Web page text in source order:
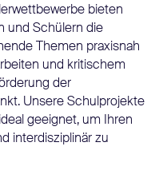
bieten
und Schülern die
Themen praxisnah
und kritischem
der
Unsere Schulprojekte
geeignet, um Ihren
interdisziplinär zu